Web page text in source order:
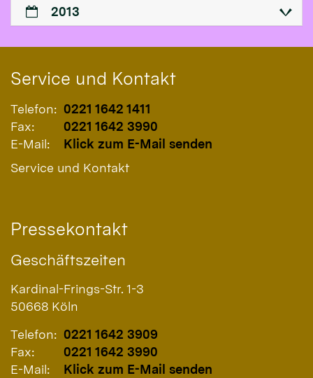
2013
Service und Kontakt
Telefon: 0221 1642 1411
Fax:
0221 1642 3990
E-Mail:
Klick zum E-Mail senden
Service und Kontakt
Pressekontakt
Geschäftszeiten
Kardinal-Frings-Str. 1-3
50668 Köln
Telefon: 0221 1642 3909
Fax:
0221 1642 3990
E-Mail:
Klick zum E-Mail senden